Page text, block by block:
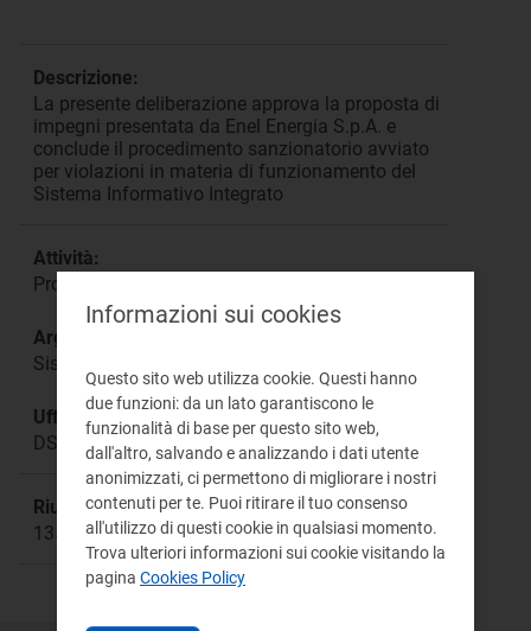
Descrizione:
La presente deliberazione approva la proposta di
impegni presentata da Enel Energia S.p.A. e
conclude il procedimento sanzionatorio avviato
per violazioni in materia di funzionamento del
Sistema Informativo Integrato
Attività:
Procedimento Sanzionatorio
Argomento:
Sistema Informativo Integrato
Ufficio responsabile:
DSAI
Riunione:
1359a
Informazioni sui cookies
Questo sito web utilizza cookie. Questi hanno
due funzioni: da un lato garantiscono le
funzionalità di base per questo sito web,
dall'altro, salvando e analizzando i dati utente
anonimizzati, ci permettono di migliorare i nostri
contenuti per te. Puoi ritirare il tuo consenso
all'utilizzo di questi cookie in qualsiasi momento.
Trova ulteriori informazioni sui cookie visitando la
pagina Cookies Policy